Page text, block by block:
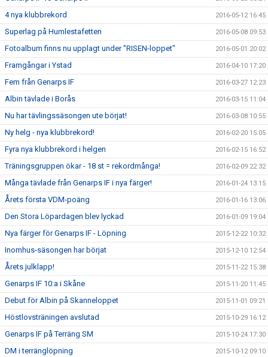
4 nya klubbrekord 2016-05-12 16:45
Superlag på Humlestafetten 2016-05-08 09:53
Fotoalbum finns nu upplagt under "RISEN-loppet" 2016-05-01 20:02
Framgångar i Ystad 2016-04-10 17:20
Fem från Genarps IF 2016-03-27 12:23
Albin tävlade i Borås 2016-03-15 11:04
Nu har tävlingssäsongen ute börjat! 2016-03-08 10:55
Ny helg - nya klubbrekord! 2016-02-20 15:05
Fyra nya klubbrekord i helgen 2016-02-15 16:52
Träningsgruppen ökar - 18 st = rekordmånga! 2016-02-09 22:32
Många tävlade från Genarps IF i nya färger! 2016-01-24 13:15
Årets första VDM-poäng 2016-01-16 13:06
Den Stora Löpardagen blev lyckad 2016-01-09 19:04
Nya färger för Genarps IF - Löpning 2015-12-22 10:32
Inomhus-säsongen har börjat 2015-12-10 12:54
Årets julklapp! 2015-11-22 15:38
Genarps IF 10:a i Skåne 2015-11-20 11:45
Debut för Albin på Skanneloppet 2015-11-01 09:21
Höstlovsträningen avslutad 2015-10-29 16:12
Genarps IF på Terräng SM 2015-10-24 17:30
DM i terränglöpning 2015-10-12 09:10